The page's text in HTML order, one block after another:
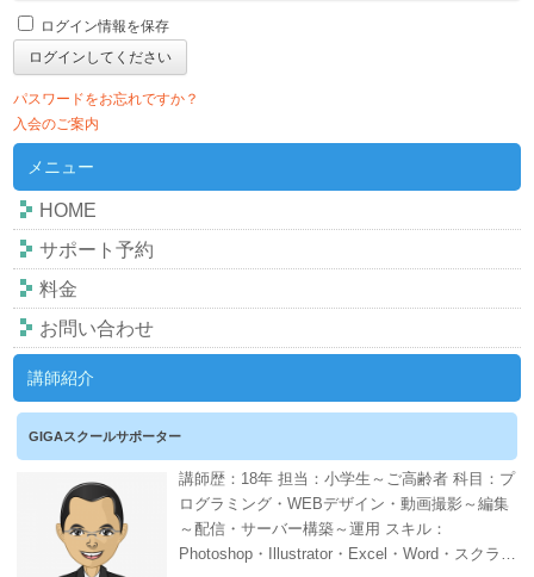
ログイン情報を保存
パスワードをお忘れですか？
入会のご案内
メニュー
HOME
サポート予約
料金
お問い合わせ
講師紹介
GIGAスクールサポーター
講師歴：18年 担当：小学生～ご高齢者 科目：プ
ログラミング・WEBデザイン・動画撮影～編集
～配信・サーバー構築～運用 スキル：
Photoshop・Illustrator・Excel・Word・スクラッ